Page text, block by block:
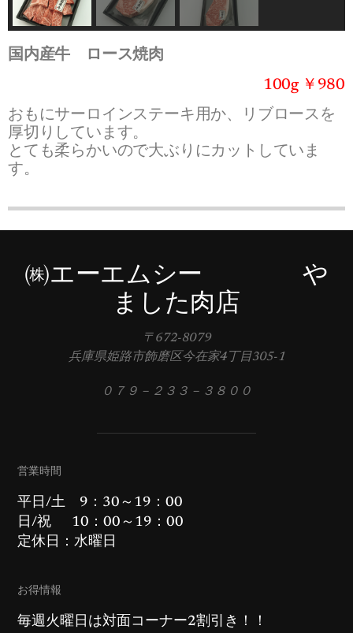
国内産牛 ロース焼肉
100g ￥980
おもにサーロインステーキ用か、リブロースを
厚切りしています。
とても柔らかいので大ぶりにカットしていま
す。
㈱エーエムシー や
ました肉店
〒672-8079
兵庫県姫路市飾磨区今在家4丁目305-1
０７９－２３３－３８００
営業時間
平日/土 9：30～19：00
日/祝 10：00～19：00
定休日：水曜日
お得情報
毎週火曜日は対面コーナー2割引き！！